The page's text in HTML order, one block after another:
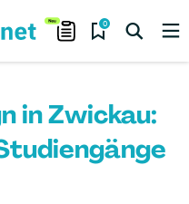
0
in Zwickau: